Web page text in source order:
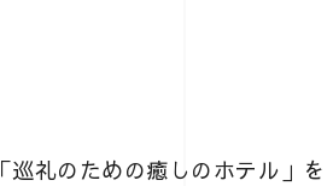
礼のための癒しのホテル」を